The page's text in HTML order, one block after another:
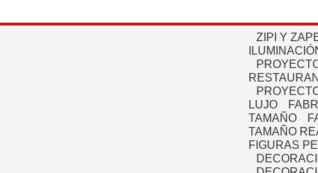
ZIPI Y
LUJO
TAMAÑO
TAMAÑO
FIGURAS